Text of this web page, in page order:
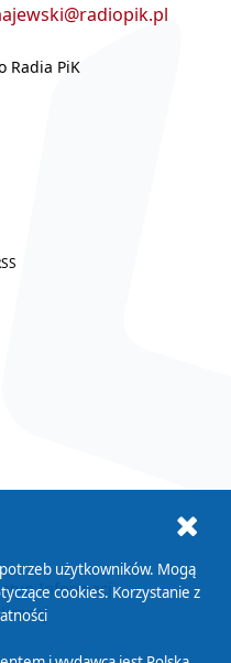
Radia PiK
Informacji
użytkowników. Mogą
cookies. Korzystanie z